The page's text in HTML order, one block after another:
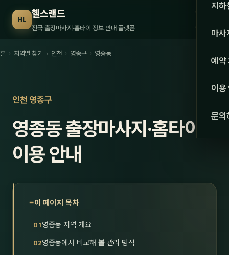
HL 헬스랜드
전국 출장마사지·홈타이 정보 안내 플랫폼 서울
강원·
강원
충북
지하
마사
관리
스
예약
이용
문의
홈 › 지역별 찾기 › 인천 › 영종구 › 영종동
인천 영종구
영종동 출장마사지·홈타이
이용 안내
이 페이지 목차
영종동 지역 개요
영종동에서 비교해 볼 관리 방식